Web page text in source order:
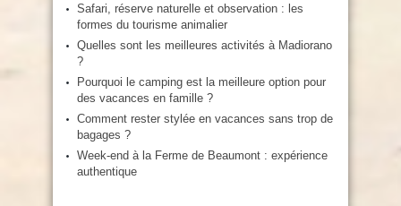
Safari, réserve naturelle et observation : les
formes du tourisme animalier
Quelles sont les meilleures activités à Madiorano
?
Pourquoi le camping est la meilleure option pour
des vacances en famille ?
Comment rester stylée en vacances sans trop de
bagages ?
Week-end à la Ferme de Beaumont : expérience
authentique